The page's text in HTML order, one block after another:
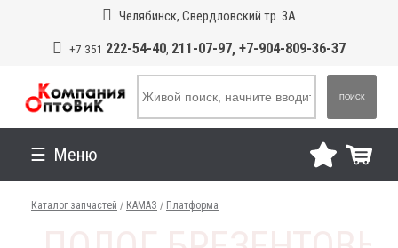
Челябинск, Свердловский тр. 3А
+7 351 222-54-40, 211-07-97, +7-904-809-36-37
ПОИСК
Меню
Каталог запчастей / КАМАЗ / Платформа